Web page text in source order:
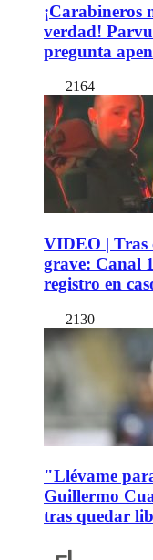
¡Carabineros
verdad!
pregunta
2164
VIDEO | Tras
grave: Canal
registro en
2130
"Llévame
Guillermo
tras quedar